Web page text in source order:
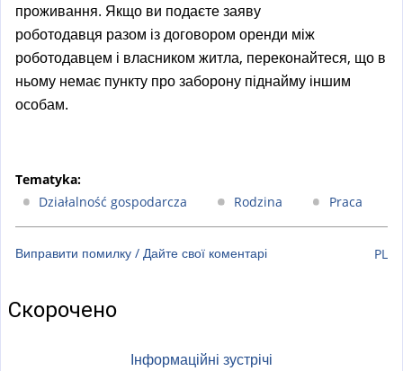
проживання. Якщо ви подаєте заяву
роботодавця разом із договором оренди між
роботодавцем і власником житла, переконайтеся, що в
ньому немає пункту про заборону піднайму іншим
особам.
Tematyka:
Działalność gospodarcza
Rodzina Praca
Виправити помилку / Дайте свої коментарі PL
Скорочено
Інформаційні зустрічі